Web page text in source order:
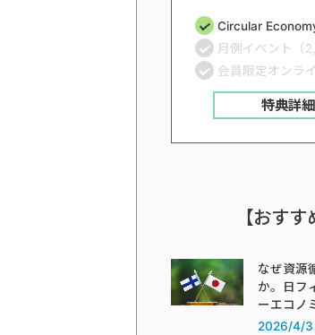
Circular
月例イベント（
会員限定オンラ
特典詳
【おす
なぜ資源
か。日フ
ーエコノ
2026/4/3